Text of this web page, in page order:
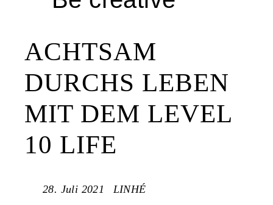
ACHTSAM
DURCHS LEBEN
MIT DEM LEVEL
10 LIFE
28. Juli 2021 LINHÉ